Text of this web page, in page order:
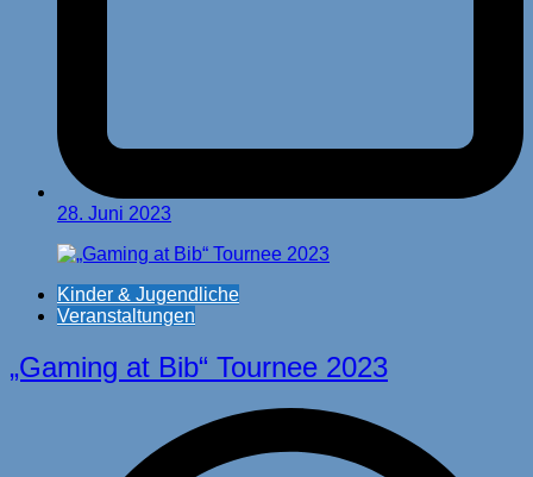
28. Juni 2023
Kinder & Jugendliche
Veranstaltungen
„Gaming at Bib“ Tournee 2023